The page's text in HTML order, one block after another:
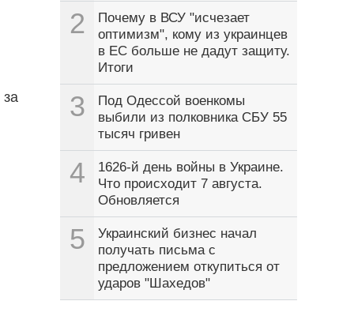
2
Почему в ВСУ "исчезает
оптимизм", кому из украинцев
в ЕС больше не дадут защиту.
Итоги
3
Под Одессой военкомы
выбили из полковника СБУ 55
тысяч гривен
4
1626-й день войны в Украине.
Что происходит 7 августа.
Обновляется
5
Украинский бизнес начал
получать письма с
предложением откупиться от
ударов "Шахедов"